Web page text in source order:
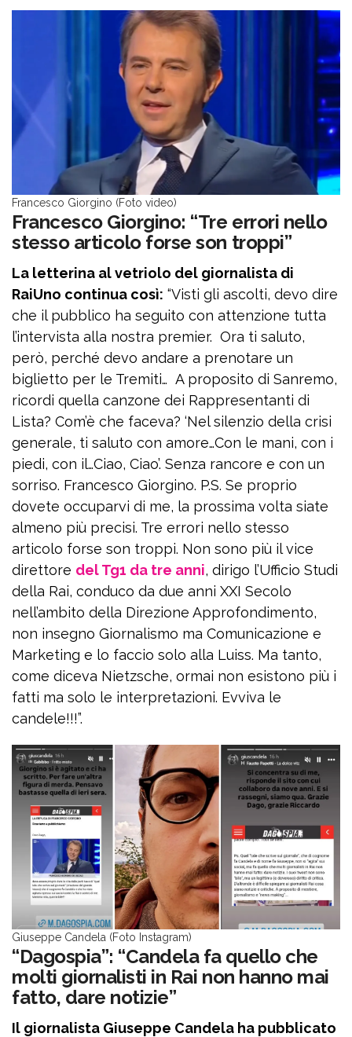
Francesco Giorgino (Foto video)
Francesco Giorgino: “Tre errori nello
stesso articolo forse son troppi”
La letterina al vetriolo del giornalista di
RaiUno continua così: “Visti gli ascolti, devo dire
che il pubblico ha seguito con attenzione tutta
l’intervista alla nostra premier. Ora ti saluto,
però, perché devo andare a prenotare un
biglietto per le Tremiti… A proposito di Sanremo,
ricordi quella canzone dei Rappresentanti di
Lista? Com’è che faceva? ‘Nel silenzio della crisi
generale, ti saluto con amore…Con le mani, con i
piedi, con il…Ciao, Ciao’. Senza rancore e con un
sorriso. Francesco Giorgino. P.S. Se proprio
dovete occuparvi di me, la prossima volta siate
almeno più precisi. Tre errori nello stesso
articolo forse son troppi. Non sono più il vice
direttore del Tg1 da tre anni, dirigo l’Ufficio Studi
della Rai, conduco da due anni XXI Secolo
nell’ambito della Direzione Approfondimento,
non insegno Giornalismo ma Comunicazione e
Marketing e lo faccio solo alla Luiss. Ma tanto,
come diceva Nietzsche, ormai non esistono più i
fatti ma solo le interpretazioni. Evviva le
candele!!!”.
Giuseppe Candela (Foto Instagram)
“Dagospia”: “Candela fa quello che
molti giornalisti in Rai non hanno mai
fatto, dare notizie”
Il giornalista Giuseppe Candela ha pubblicato